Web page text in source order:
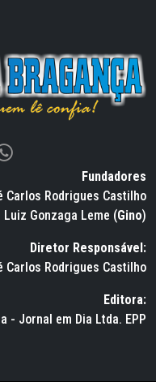
Fundadores
Carlos Rodrigues Castilho
Gonzaga Leme (Gino)
Diretor Responsável:
Carlos Rodrigues Castilho
Editora:
- Jornal em Dia Ltda. EPP